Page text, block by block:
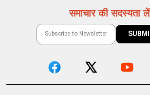
समाचार की सदस्यता लें